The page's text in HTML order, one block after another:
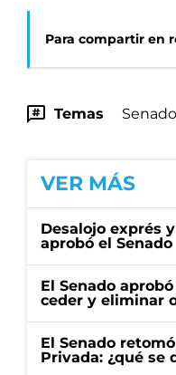
Para compartir en
Temas Senado
VER MÁS
Desalojo exprés
aprobó el Senado
El Senado
ceder y eliminar
El Senado
Privada: ¿qué se